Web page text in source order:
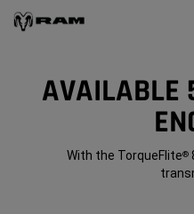
AVAILABLE
With the TorqueFlite®